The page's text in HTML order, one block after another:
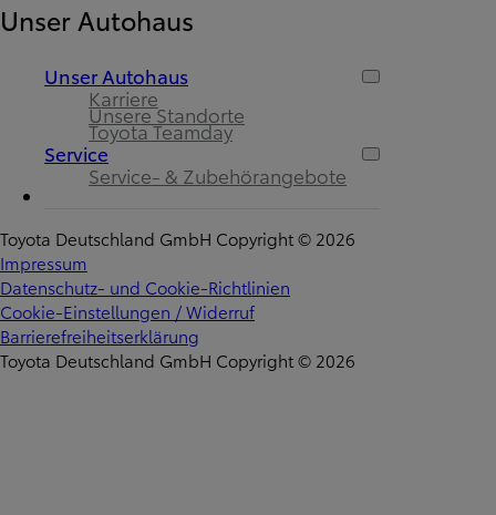
Unser Autohaus
Unser Autohaus
Karriere
Unsere Standorte
Toyota Teamday
Service
Service- & Zubehörangebote
Toyota Deutschland GmbH Copyright © 2026
Impressum
Datenschutz- und Cookie-Richtlinien
Cookie-Einstellungen / Widerruf
Barrierefreiheitserklärung
Toyota Deutschland GmbH Copyright © 2026